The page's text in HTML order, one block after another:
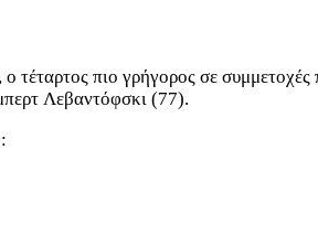
πιο γρήγορος σε συμμετοχές
Λεβαντόφσκι (77).